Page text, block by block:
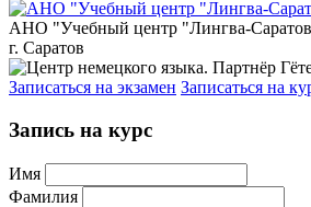
АНО "Учебный центр "Лингва-
г. Саратов
Записаться на экзамен Записаться на
Запись на курс
Имя
Фамилия